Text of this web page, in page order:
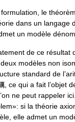
le
dans un langage
un modèle
de ce résultat
modèles non
standard de
, ce qui a fait l’objet
ne peut rappeler
si la théorie
elle admet un